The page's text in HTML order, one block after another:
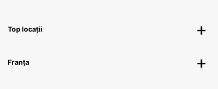
Top locații
Franța